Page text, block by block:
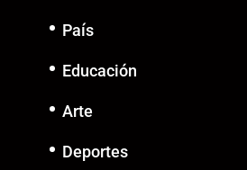
País
Educación
Arte
Deportes